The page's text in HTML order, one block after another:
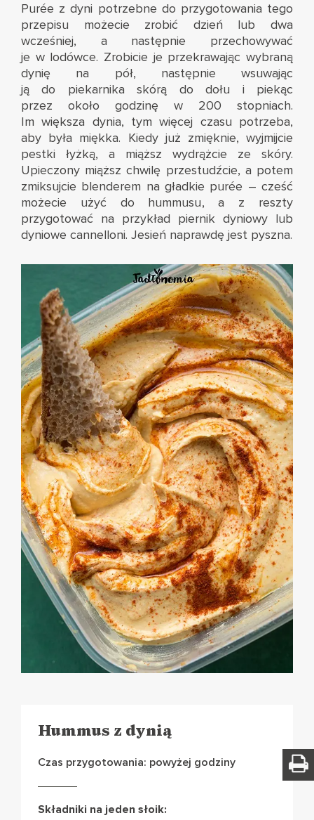
Purée z dyni potrzebne do przygotowania tego
przepisu możecie zrobić dzień lub dwa
wcześniej, a następnie przechowywać
je w lodówce. Zrobicie je przekrawając wybraną
dynię na pół, następnie wsuwając
ją do piekarnika skórą do dołu i piekąc
przez około godzinę w 200 stopniach.
Im większa dynia, tym więcej czasu potrzeba,
aby była miękka. Kiedy już zmięknie, wyjmijcie
pestki łyżką, a miąższ wydrążcie ze skóry.
Upieczony miąższ chwilę przestudźcie, a potem
zmiksujcie blenderem na gładkie purée – cześć
możecie użyć do hummusu, a z reszty
przygotować na przykład piernik dyniowy lub
dyniowe cannelloni. Jesień naprawdę jest pyszna.
Hummus z dynią
Czas przygotowania: powyżej godziny
Składniki na jeden słoik: